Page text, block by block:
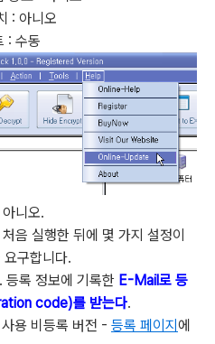
: 아니오
: 수동
니오.
음 실행한 뒤에 몇 가지 설정이
구합니다.
. 등록 정보에 기록한 E-Mail로 등
code)를 받는다.
용 비등록 버전 - 등록 페이지 에